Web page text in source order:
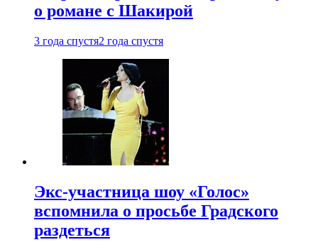
о романе с Шакирой
3 года спустя2 года спустя
Экс-участница шоу «Голос»
вспомнила о просьбе Градского
раздеться